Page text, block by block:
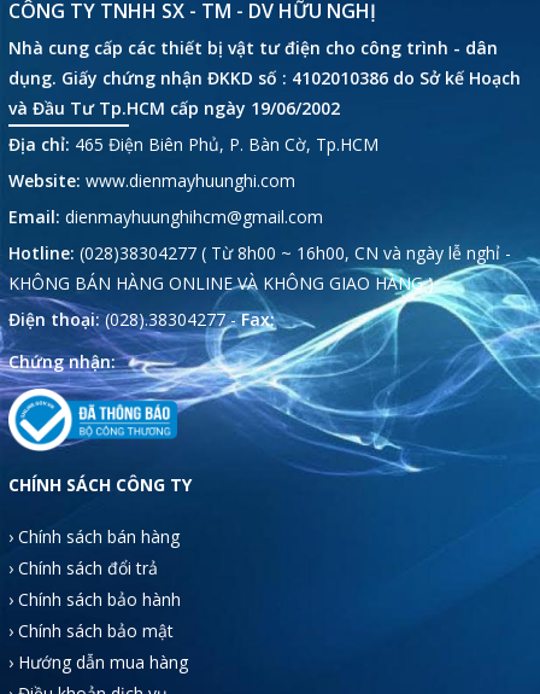
CÔNG TY TNHH SX - TM - DV HỮU NGHỊ
Nhà cung cấp các thiết bị vật tư điện cho công trình - dân
dụng. Giấy chứng nhận ĐKKD số : 4102010386 do Sở kế Hoạch
và Đầu Tư Tp.HCM cấp ngày 19/06/2002
Địa chỉ: 465 Điện Biên Phủ, P. Bàn Cờ, Tp.HCM
Website: www.dienmayhuunghi.com
Email: dienmayhuunghihcm@gmail.com
Hotline: (028)38304277 ( Từ 8h00 ~ 16h00, CN và ngày lễ nghỉ -
KHÔNG BÁN HÀNG ONLINE VÀ KHÔNG GIAO HÀNG )
Điện thoại:(028).38304277 -Fax:
Chứng nhận:
CHÍNH SÁCH CÔNG TY
› Chính sách bán hàng
› Chính sách đổi trả
› Chính sách bảo hành
› Chính sách bảo mật
› Hướng dẫn mua hàng